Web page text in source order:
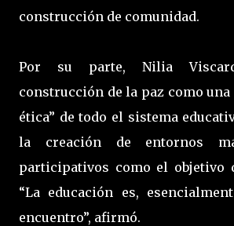
construcción de comunidad.
Por su parte, Nilia
construcción de la paz como una
ética” de todo el sistema
la creación de entornos
participativos como el objetivo
“La educación es,
encuentro”, afirmó.